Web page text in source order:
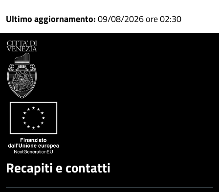
Ultimo aggiornamento:09/08/2026 ore 02:30
Recapiti e contatti